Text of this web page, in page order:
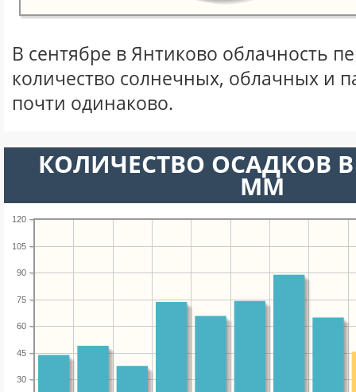
В сентябре в Янтиково облачность
количество солнечных, облачных и
почти одинаково.
КОЛИЧЕСТВО ОСАДКОВ В
ММ
30
45
60
75
90
105
120